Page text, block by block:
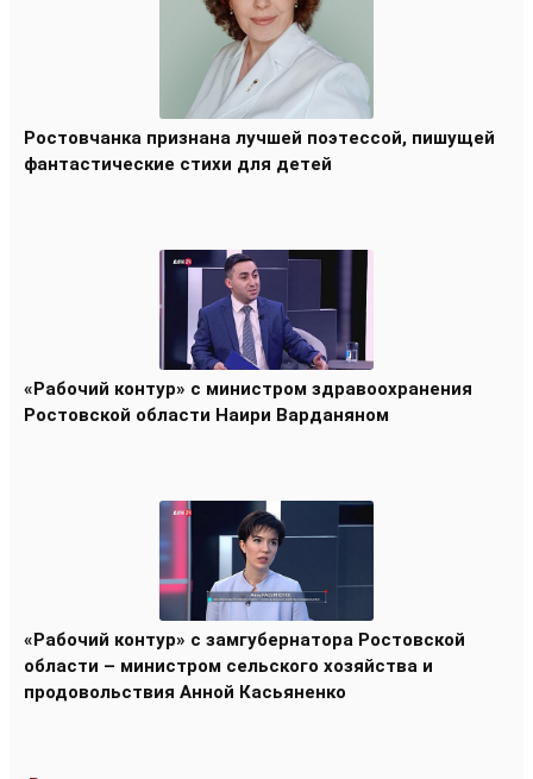
Ростовчанка признана лучшей поэтессой, пишущей
фантастические стихи для детей
«Рабочий контур» с министром здравоохранения
Ростовской области Наири Варданяном
«Рабочий контур» с замгубернатора Ростовской
области – министром сельского хозяйства и
продовольствия Анной Касьяненко